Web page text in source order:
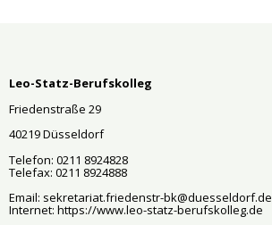
Leo-Statz-Berufskolleg
Friedenstraße 29
40219 Düsseldorf
Telefon: 0211 8924828
Telefax: 0211 8924888
Email: sekretariat.friedenstr-bk@duesseldorf.de
Internet: https://www.leo-statz-berufskolleg.de